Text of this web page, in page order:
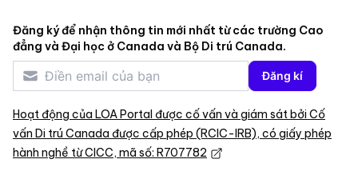
Đăng ký để nhận thông tin mới nhất từ các trường Cao
đẳng và Đại học ở Canada và Bộ Di trú Canada.
Đăng kí
Hoạt động của LOA Portal được cố vấn và giám sát bởi Cố
vấn Di trú Canada được cấp phép (RCIC-IRB), có giấy phép
hành nghề từ CICC, mã số: R707782